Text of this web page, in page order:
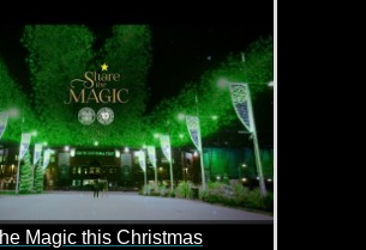
Magic this Christmas